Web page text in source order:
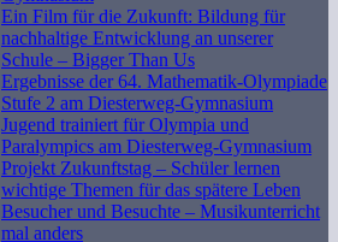
Ein Film für die Zukunft: Bildung für
nachhaltige Entwicklung an unserer
Schule – Bigger Than Us
Ergebnisse der 64. Mathematik-Olympiade
Stufe 2 am Diesterweg-Gymnasium
Jugend trainiert für Olympia und
Paralympics am Diesterweg-Gymnasium
Projekt Zukunftstag – Schüler lernen
wichtige Themen für das spätere Leben
Besucher und Besuchte – Musikunterricht
mal anders